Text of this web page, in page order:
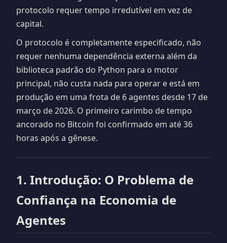
protocolo requer tempo irredutível em vez de
capital.
O protocolo é completamente especificado, não
requer nenhuma dependência externa além da
biblioteca padrão do Python para o motor
principal, não custa nada para operar e está em
produção em uma frota de 6 agentes desde 17 de
março de 2026. O primeiro carimbo de tempo
ancorado no Bitcoin foi confirmado em até 36
horas após a gênese.
1. Introdução: O Problema de
Confiança na Economia de
Agentes